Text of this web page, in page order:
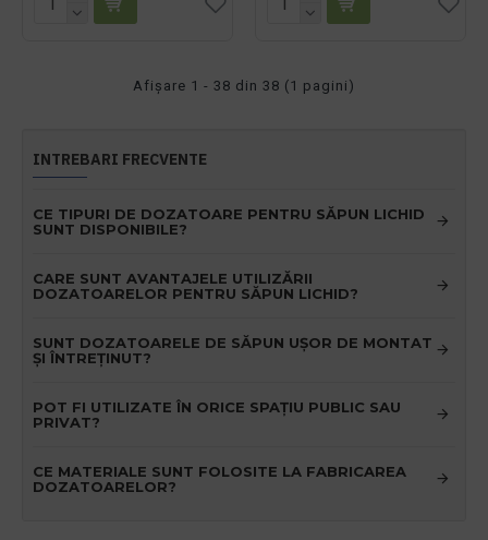
Afişare 1 - 38 din 38 (1 pagini)
INTREBARI FRECVENTE
CE TIPURI DE DOZATOARE PENTRU SĂPUN LICHID
SUNT DISPONIBILE?
CARE SUNT AVANTAJELE UTILIZĂRII
DOZATOARELOR PENTRU SĂPUN LICHID?
SUNT DOZATOARELE DE SĂPUN UȘOR DE MONTAT
ȘI ÎNTREȚINUT?
POT FI UTILIZATE ÎN ORICE SPAȚIU PUBLIC SAU
PRIVAT?
CE MATERIALE SUNT FOLOSITE LA FABRICAREA
DOZATOARELOR?